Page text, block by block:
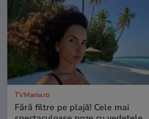
TVMania.ro
Fără filtre pe plajă! Cele mai